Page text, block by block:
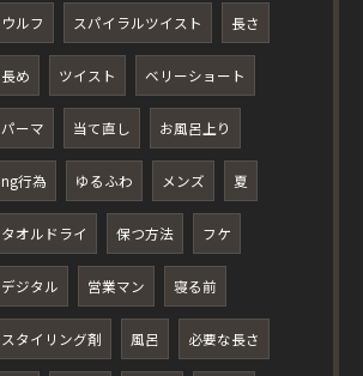
ウルフ スパイラルツイスト 長さ
長め ツイスト ベリーショート
パーマ 当て直し お風呂上り
ng行為 ゆるふわ メンズ 夏
タオルドライ 保つ方法 フケ
デジタル 営業マン 寝る前
スタイリング剤 風呂 必要な長さ